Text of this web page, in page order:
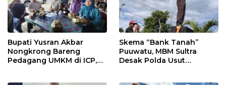
Bupati Yusran Akbar
Nongkrong Bareng
Pedagang UMKM di ICP,
Skema “Bank Tanah”
Puuwatu, MBM Sultra
Desak Polda Usut